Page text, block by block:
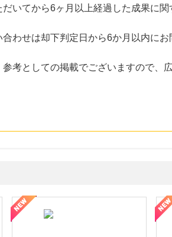
いてから6ヶ月以上経過した成果に
わせは却下判定日から6か月以内にお
考としての掲載でございますので、
70年の信頼と高価買取を実現！ブランド品・